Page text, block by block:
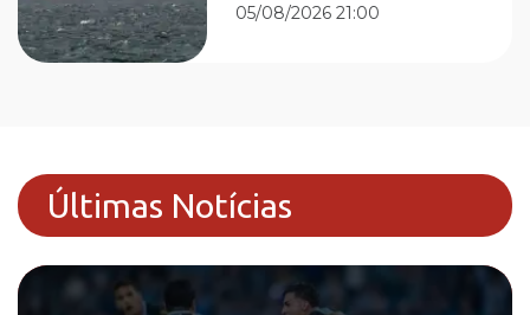
05/08/2026 21:00
Últimas Notícias